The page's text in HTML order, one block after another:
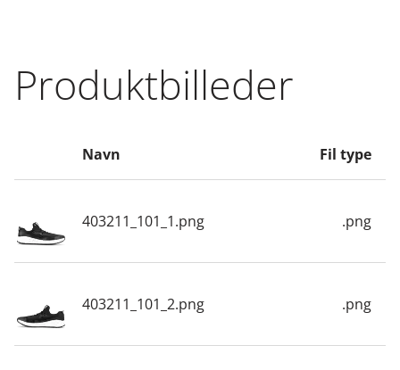
Produktbilleder
Navn Fil type
403211_101_1.png .png
403211_101_2.png .png